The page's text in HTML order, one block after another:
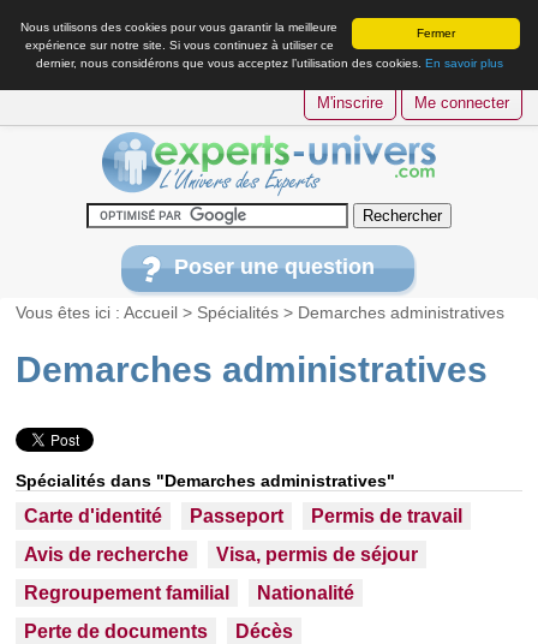
Fermer
Nous utilisons des cookies pour vous garantir la meilleure
expérience sur notre site. Si vous continuez à utiliser ce
dernier, nous considérons que vous acceptez l’utilisation des cookies. En savoir plus
M'inscrire Me connecter
Poser une question
Vous êtes ici :Accueil > Spécialités > Demarches administratives
Demarches administratives
Spécialités dans "Demarches administratives"
Carte d'identité Passeport
Permis de travail
Avis de recherche
Visa, permis de séjour
Regroupement familial
Nationalité
Perte de documents
Décès